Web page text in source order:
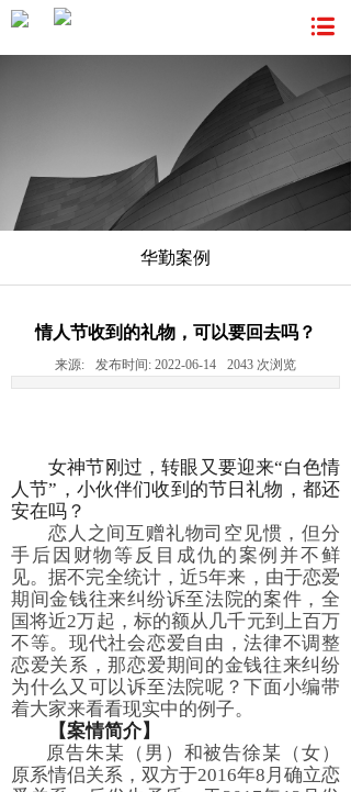
华勤案例
情人节收到的礼物，可以要回去吗？
来源: 发布时间: 2022-06-14 2043 次浏览
女神节刚过，转眼又要迎来“白色情
人节”，小伙伴们收到的节日礼物，都还
安在吗？
恋人之间互赠礼物司空见惯，但分
手后因财物等反目成仇的案例并不鲜
见。据不完全统计，近5年来，由于恋爱
期间金钱往来纠纷诉至法院的案件，全
国将近2万起，标的额从几千元到上百万
不等。现代社会恋爱自由，法律不调整
恋爱关系，那恋爱期间的金钱往来纠纷
为什么又可以诉至法院呢？下面小编带
着大家来看看现实中的例子。
【案情简介】
原告朱某（男）和被告徐某（女）
原系情侣关系，双方于2016年8月确立恋